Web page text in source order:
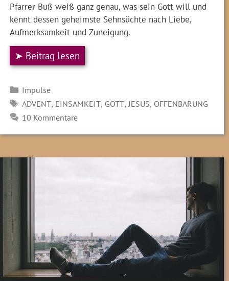
Pfarrer Buß weiß ganz genau, was sein Gott will und
kennt dessen geheimste Sehnsüchte nach Liebe,
Aufmerksamkeit und Zuneigung.
➤ Beitrag lesen
Kategorien
Impulse
SCHLAGWÖRTER
ADVENT, EINSAMKEIT, GOTT, JESUS, OFFENBARUNG
10 Kommentare